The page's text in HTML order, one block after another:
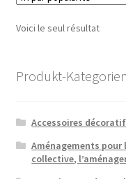
Voici le seul résultat
Produkt-Kategorien
Accessoires
Aménagements
collective,